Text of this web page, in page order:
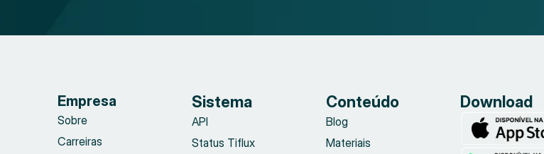
Empresa
Sobre
Carreiras
Sistema
API
Status Tiflux
Conteúdo
Blog
Materiais
Download